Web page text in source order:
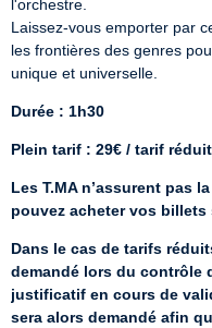
l'orchestre.
Laissez-vous emporter par
les frontières des genres
unique et universelle.
Durée : 1h30
Plein tarif : 29€ / tarif
Les T.MA n’assurent pas
pouvez acheter vos
Dans le cas de tarifs
demandé lors du contrôle
justificatif en cours de
sera alors demandé afin